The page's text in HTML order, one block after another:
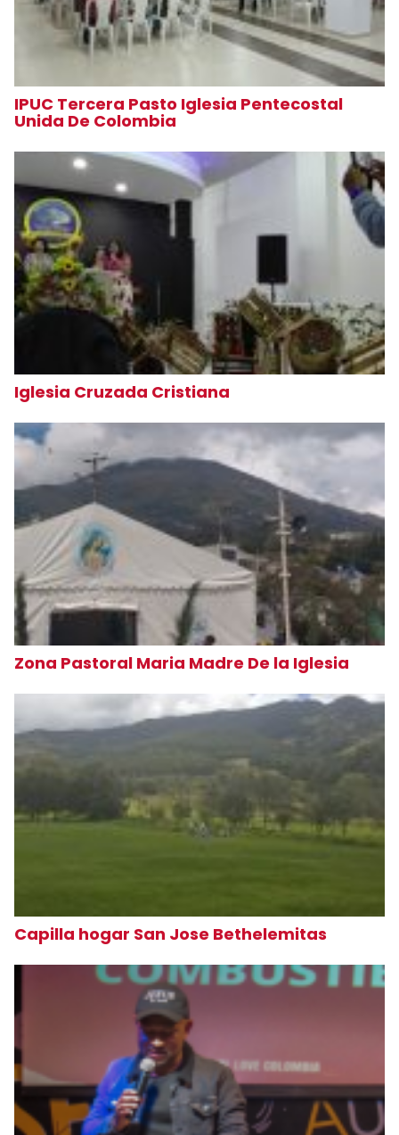
IPUC Tercera Pasto Iglesia Pentecostal
Unida De Colombia
Iglesia Cruzada Cristiana
Zona Pastoral Maria Madre De la Iglesia
Capilla hogar San Jose Bethelemitas